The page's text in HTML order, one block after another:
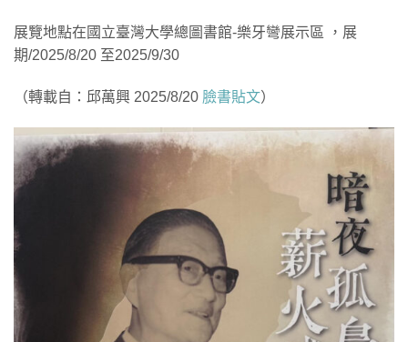
展覽地點在國立臺灣大學總圖書館-樂牙彎展示區 ，展
期/2025/8/20 至2025/9/30
（轉載自：邱萬興 2025/8/20 臉書貼文）